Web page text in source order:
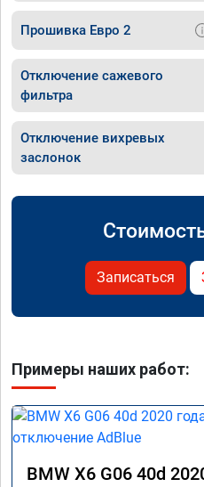
Прошивка Евро 2
Отключение сажевого
фильтра
Отключение вихревых
заслонок
Записаться
Примеры наших работ:
BMW X6 G06 40d